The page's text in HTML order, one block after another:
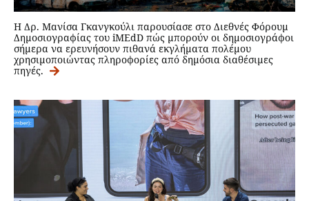
Η Δρ. Μανίσα Γκανγκούλι παρουσίασε στο Διεθνές Φόρουμ
Δημοσιογραφίας του iMEdD πώς μπορούν οι δημοσιογράφοι
σήμερα να ερευνήσουν πιθανά εκγλήματα πολέμου
χρησιμοποιώντας πληροφορίες από δημόσια διαθέσιμες
πηγές.